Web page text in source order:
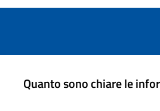
Quanto sono chiare le